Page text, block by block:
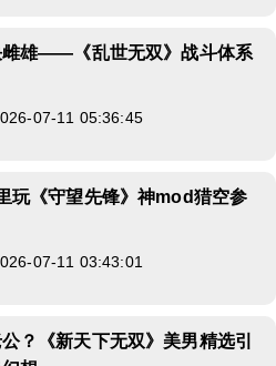
雌雄——《乱世无双》战斗体系
07-11 05:36:45
玩《守望先锋》神mod猎空参
07-11 03:43:01
？《新天下无双》美男精选引